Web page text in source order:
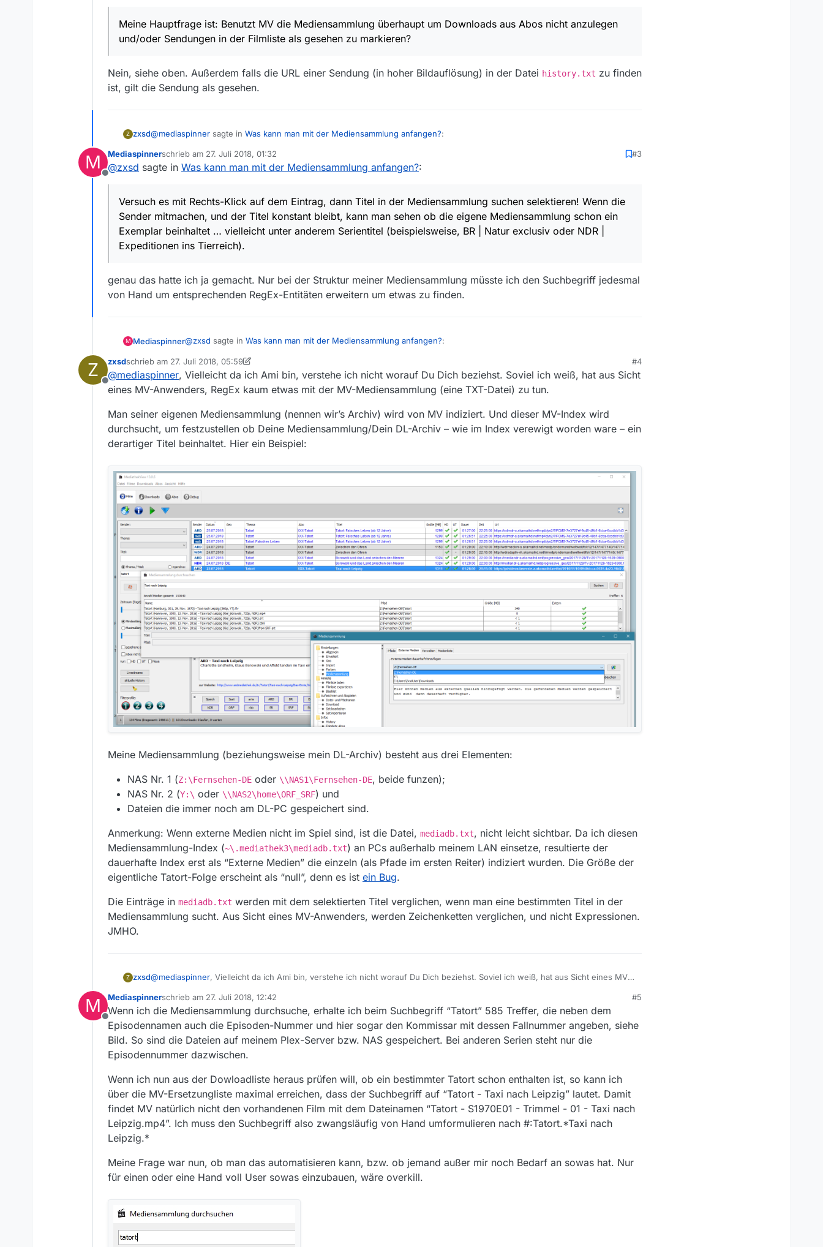
Meine Hauptfrage ist: Benutzt MV die Mediensammlung überhaupt um Downloads aus Abos nicht anzulegen
und/oder Sendungen in der Filmliste als gesehen zu markieren?
Nein, siehe oben. Außerdem falls die URL einer Sendung (in hoher Bildauflösung) in der Datei history.txt zu finden
ist, gilt die Sendung als gesehen.
Z zxsd@mediaspinner sagte in Was kann man mit der Mediensammlung anfangen?:
Schaut die Abo-Funktion in den Downloads nach, ob ich eine Sendung schon habe und trägt diese dann nicht auf der
Schon wenn ich in der Downloadliste von Hand in der Mediensammlung nachschlagen will, findet MV erst dann was,
wenn ich den Suchbegriff von Hand nach RegEx konvertiere:
Versuch es mitRechts-Klick
Meine Hauptfrage ist: Benutzt MV die Mediensammlung überhaupt um Downloads aus Abos nicht anzulegen und/oder
Sendungen in der Filmliste als gesehen zu markieren?
Nein, siehe oben. Außerdem falls die URL einer Sendung (in hoher Bildauflösung) in der Datei
M
Offline
Mediaspinnerschrieb am 27. Juli 2018, 01:32
zuletzt editiert von
#3
@zxsd sagte in Was kann man mit der Mediensammlung anfangen?:
Versuch es mit Rechts-Klick auf dem Eintrag, dann Titel in der Mediensammlung suchen selektieren! Wenn die
Sender mitmachen, und der Titel konstant bleibt, kann man sehen ob die eigene Mediensammlung schon ein
Exemplar beinhaltet … vielleicht unter anderem Serientitel (beispielsweise, BR | Natur exclusiv oder NDR |
Expeditionen ins Tierreich).
genau das hatte ich ja gemacht. Nur bei der Struktur meiner Mediensammlung müsste ich den Suchbegriff jedesmal
von Hand um entsprechenden RegEx-Entitäten erweitern um etwas zu finden.
M Mediaspinner@zxsd sagte in Was kann man mit der Mediensammlung anfangen?:
Versuch es mit Rechts-Klick auf dem Eintrag, dann Titel in der Mediensammlung suchen selektieren! Wenn die
Sender mitmachen, und der Titel konstant bleibt, kann man sehen ob die eigene Mediensammlung schon ein
Exemplar beinhaltet … vielleicht unter anderem Serientitel (beispielsweise, BR | Natur exclusiv oder NDR |
Expeditionen ins Tierreich).
genau das hatte ich ja gemacht. Nur bei der Struktur meiner Mediensammlung müsste ich den Suchbegriff jedesmal
Z
Offline
zxsdschrieb am 27. Juli 2018, 05:59
zuletzt editiert von zxsd
#4
@mediaspinner, Vielleicht da ich Ami bin, verstehe ich nicht worauf Du Dich beziehst. Soviel ich weiß, hat aus Sicht
eines MV-Anwenders, RegEx kaum etwas mit der MV-Mediensammlung (eine TXT-Datei) zu tun.
Man seiner eigenen Mediensammlung (nennen wir’s Archiv) wird von MV indiziert. Und dieser MV-Index wird
durchsucht, um festzustellen ob Deine Mediensammlung/Dein DL-Archiv – wie im Index verewigt worden ware – ein
derartiger Titel beinhaltet. Hier ein Beispiel:
Meine Mediensammlung (beziehungsweise mein DL-Archiv) besteht aus drei Elementen:
NAS Nr. 1 (Z:\Fernsehen-DE oder \\NAS1\Fernsehen-DE, beide funzen);
NAS Nr. 2 (Y:\ oder \\NAS2\home\ORF_SRF) und
Dateien die immer noch am DL-PC gespeichert sind.
Anmerkung: Wenn externe Medien nicht im Spiel sind, ist die Datei, mediadb.txt, nicht leicht sichtbar. Da ich diesen
Mediensammlung-Index (~\.mediathek3\mediadb.txt) an PCs außerhalb meinem LAN einsetze, resultierte der
dauerhafte Index erst als “Externe Medien” die einzeln (als Pfade im ersten Reiter) indiziert wurden. Die Größe der
eigentliche Tatort-Folge erscheint als “null”, denn es ist ein Bug.
Die Einträge in mediadb.txt werden mit dem selektierten Titel verglichen, wenn man eine bestimmten Titel in der
Mediensammlung sucht. Aus Sicht eines MV-Anwenders, werden Zeichenketten verglichen, und nicht Expressionen.
JMHO.
Z zxsd@mediaspinner, Vielleicht da ich Ami bin, verstehe ich nicht worauf Du Dich beziehst. Soviel ich weiß, hat aus Sicht eines MV-
Man seiner eigenen Mediensammlung (nennen wir’s Archiv) wird von MV indiziert. Und dieser MV-Index wird durchsucht, um
festzustellen ob Deine Mediensammlung/Dein DL-Archiv – wie im Index verewigt worden ware – ein derartiger Titel beinhaltet.
Hier ein Beispiel:
M
Offline
Mediaspinnerschrieb am 27. Juli 2018, 12:42
zuletzt editiert von
#5
Wenn ich die Mediensammlung durchsuche, erhalte ich beim Suchbegriff “Tatort” 585 Treffer, die neben dem
Episodennamen auch die Episoden-Nummer und hier sogar den Kommissar mit dessen Fallnummer angeben, siehe
Bild. So sind die Dateien auf meinem Plex-Server bzw. NAS gespeichert. Bei anderen Serien steht nur die
Episodennummer dazwischen.
Wenn ich nun aus der Dowloadliste heraus prüfen will, ob ein bestimmter Tatort schon enthalten ist, so kann ich
über die MV-Ersetzungliste maximal erreichen, dass der Suchbegriff auf “Tatort - Taxi nach Leipzig” lautet. Damit
findet MV natürlich nicht den vorhandenen Film mit dem Dateinamen “Tatort - S1970E01 - Trimmel - 01 - Taxi nach
Leipzig.mp4”. Ich muss den Suchbegriff also zwangsläufig von Hand umformulieren nach #:Tatort.*Taxi nach
Leipzig.*
Meine Frage war nun, ob man das automatisieren kann, bzw. ob jemand außer mir noch Bedarf an sowas hat. Nur
für einen oder eine Hand voll User sowas einzubauen, wäre overkill.